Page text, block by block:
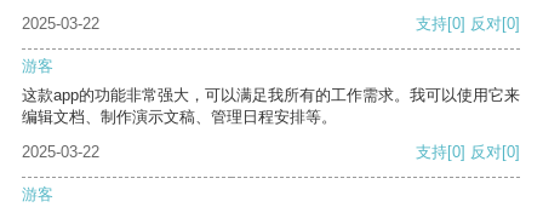
2025-03-22
支持[0] 反对[0]
游客
这款app的功能非常强大，可以满足我所有的工作需求。我可以使用它来
编辑文档、制作演示文稿、管理日程安排等。
2025-03-22
支持[0] 反对[0]
游客